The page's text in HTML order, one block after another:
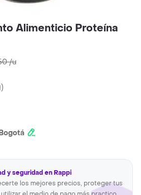
Alimenticio Proteína
/u
)
y seguridad en Rappi
los mejores precios, proteger tus